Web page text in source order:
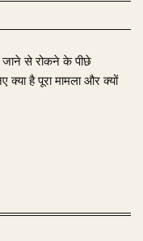
जाने से रोकने के पीछे
क्या है पूरा मामला और क्यों